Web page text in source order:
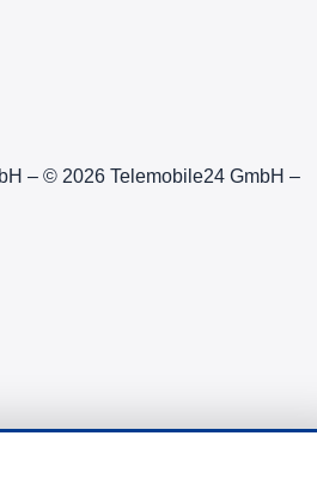
– © 2026 Telemobile24 GmbH –